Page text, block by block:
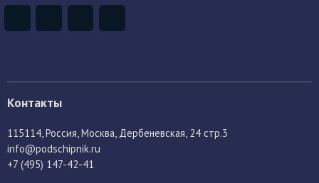
Контакты
115114 , Россия, Москва, Дербеневская, 24 стр.3
info@podschipnik.ru
+7 (495) 147-42-41